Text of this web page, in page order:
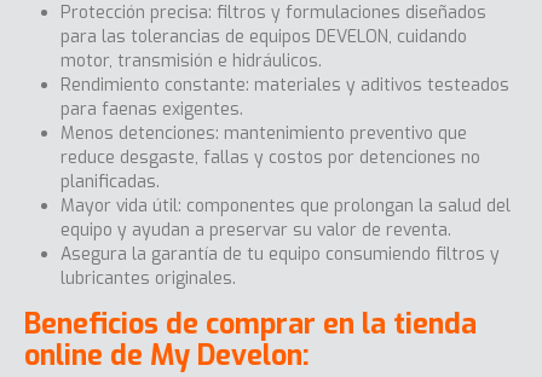
Protección precisa: filtros y formulaciones diseñados
para las tolerancias de equipos DEVELON, cuidando
motor, transmisión e hidráulicos.
Rendimiento constante: materiales y aditivos testeados
para faenas exigentes.
Menos detenciones: mantenimiento preventivo que
reduce desgaste, fallas y costos por detenciones no
planificadas.
Mayor vida útil: componentes que prolongan la salud del
equipo y ayudan a preservar su valor de reventa.
Asegura la garantía de tu equipo consumiendo filtros y
lubricantes originales.
Beneficios de comprar en la tienda
online de My Develon: